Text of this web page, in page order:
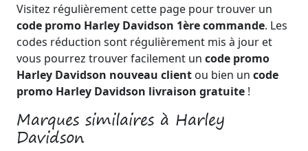
Visitez régulièrement cette page pour trouver un
code promo Harley Davidson 1ère commande. Les
codes réduction sont régulièrement mis à jour et
vous pourrez trouver facilement un code promo
Harley Davidson nouveau client ou bien un code
promo Harley Davidson livraison gratuite !
Marques similaires à Harley
Davidson